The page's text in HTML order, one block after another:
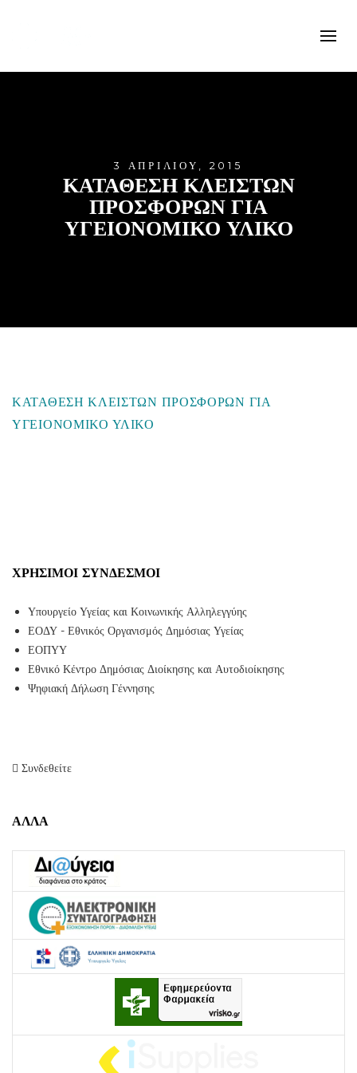
3 ΑΠΡΙΛΊΟΥ, 2015
ΚΑΤΑΘΕΣΗ ΚΛΕΙΣΤΩΝ
ΠΡΟΣΦΟΡΩΝ ΓΙΑ
ΥΓΕΙΟΝΟΜΙΚΟ ΥΛΙΚΟ
ΚΑΤΑΘΕΣΗ ΚΛΕΙΣΤΩΝ ΠΡΟΣΦΟΡΩΝ ΓΙΑ
ΥΓΕΙΟΝΟΜΙΚΟ ΥΛΙΚΟ
ΧΡΉΣΙΜΟΙ ΣΎΝΔΕΣΜΟΙ
Υπουργείο Υγείας και Κοινωνικής Αλληλεγγύης
ΕΟΔΥ - Εθνικός Οργανισμός Δημόσιας Υγείας
ΕΟΠΥΥ
Εθνικό Κέντρο Δημόσιας Διοίκησης και Αυτοδιοίκησης
Ψηφιακή Δήλωση Γέννησης
Συνδεθείτε
ΑΛΛΑ